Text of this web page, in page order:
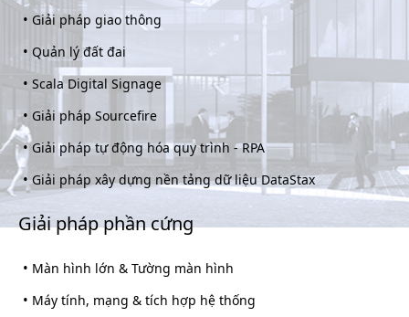
• Giải pháp giao thông
•Quản lý đất đai
•Scala Digital Signage
• Giải pháp Sourcefire
•Giải pháp tự động hóa quy trình - RPA
•Giải pháp xây dựng nền tảng dữ liệu DataStax
Giải pháp phần cứng
• Màn hình lớn & Tường màn hình
• Máy tính, mạng & tích hợp hệ thống